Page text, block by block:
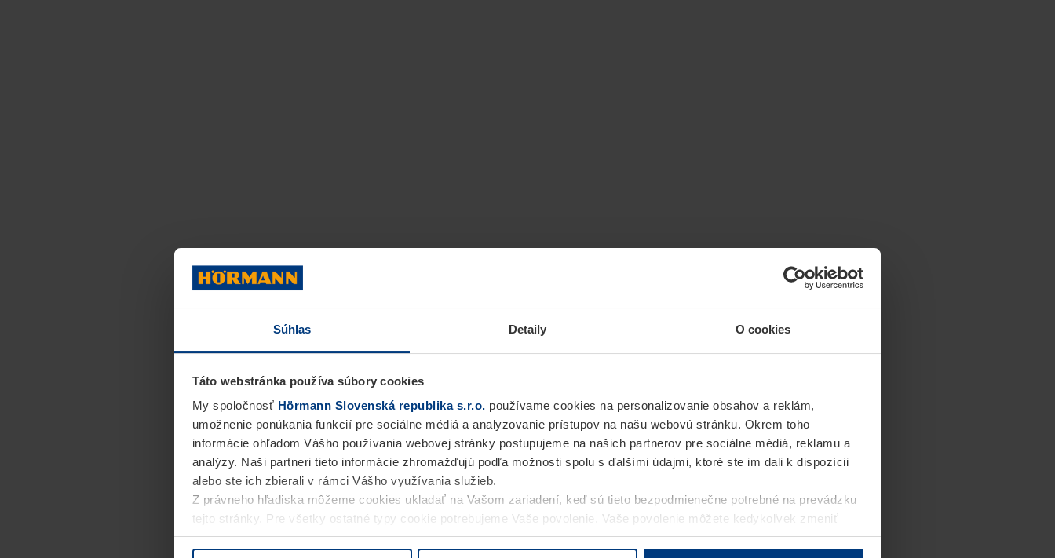
Súhlas Detaily O cookies
Táto webstránka používa súbory cookies
My spoločnosť Hörmann Slovenská republika s.r.o. používame cookies na personalizovanie obsahov a reklám,
umožnenie ponúkania funkcií pre sociálne médiá a analyzovanie prístupov na našu webovú stránku. Okrem toho
informácie ohľadom Vášho používania webovej stránky postupujeme na našich partnerov pre sociálne médiá, reklamu a
analýzy. Naši partneri tieto informácie zhromažďujú podľa možnosti spolu s ďalšími údajmi, ktoré ste im dali k dispozícii
alebo ste ich zbierali v rámci Vášho využívania služieb.
Z právneho hľadiska môžeme cookies ukladať na Vašom zariadení, keď sú tieto bezpodmienečne potrebné na prevádzku
tejto stránky. Pre všetky ostatné typy cookie potrebujeme Vaše povolenie. Vaše povolenie môžete kedykoľvek zmeniť
alebo odvolať vo vysvetlení cookie na stránkeVyhlásenie o ochrane osobných údajovnašej webovej stránky.